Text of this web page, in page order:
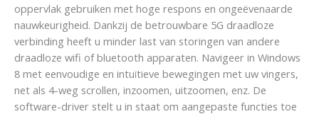
oppervlak gebruiken met hoge respons en ongeëvenaarde
nauwkeurigheid. Dankzij de betrouwbare 5G draadloze
verbinding heeft u minder last van storingen van andere
draadloze wifi of bluetooth apparaten. Navigeer in Windows
8 met eenvoudige en intuïtieve bewegingen met uw vingers,
net als 4-weg scrollen, inzoomen, uitzoomen, enz. De
software-driver stelt u in staat om aangepaste functies toe